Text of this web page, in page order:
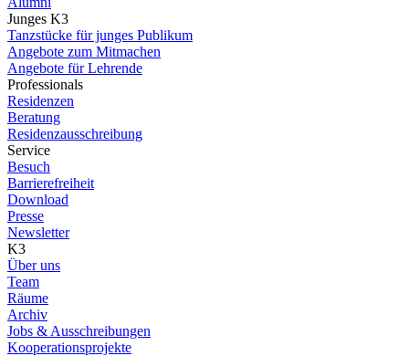
Junges K3
Tanzstücke für junges Publikum
Angebote zum Mitmachen
Angebote für Lehrende
Professionals
Residenzen
Beratung
Residenzausschreibung
Service
Besuch
Barrierefreiheit
Download
Presse
Newsletter
K3
Über uns
Team
Räume
Archiv
Jobs & Ausschreibungen
Kooperationsprojekte